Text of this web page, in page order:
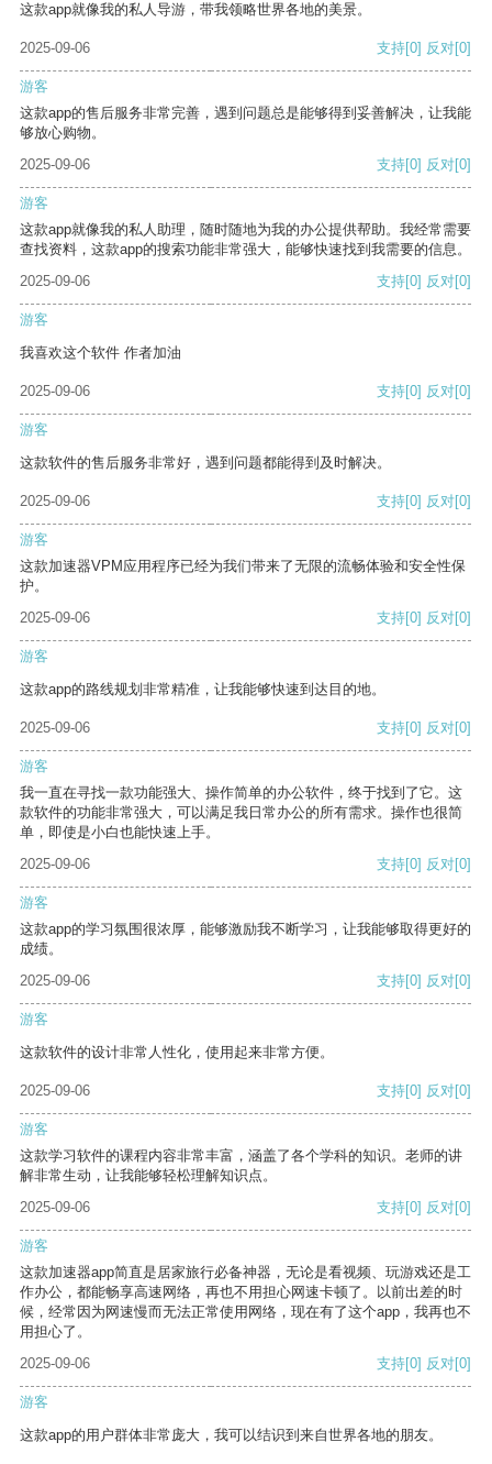
这款app就像我的私人导游，带我领略世界各地的美景。
2025-09-06 支持[0] 反对[0]
游客
这款app的售后服务非常完善，遇到问题总是能够得到妥善解决，让我能
够放心购物。
2025-09-06
支持[0] 反对[0]
游客
这款app就像我的私人助理，随时随地为我的办公提供帮助。我经常需要
查找资料，这款app的搜索功能非常强大，能够快速找到我需要的信息。
2025-09-06
支持[0] 反对[0]
游客
我喜欢这个软件 作者加油
2025-09-06 支持[0] 反对[0]
游客
这款软件的售后服务非常好，遇到问题都能得到及时解决。
2025-09-06 支持[0] 反对[0]
游客
这款加速器VPM应用程序已经为我们带来了无限的流畅体验和安全性保
护。
2025-09-06
支持[0] 反对[0]
游客
这款app的路线规划非常精准，让我能够快速到达目的地。
2025-09-06 支持[0] 反对[0]
游客
我一直在寻找一款功能强大、操作简单的办公软件，终于找到了它。这
款软件的功能非常强大，可以满足我日常办公的所有需求。操作也很简
单，即使是小白也能快速上手。
2025-09-06
支持[0] 反对[0]
游客
这款app的学习氛围很浓厚，能够激励我不断学习，让我能够取得更好的
成绩。
2025-09-06
支持[0] 反对[0]
游客
这款软件的设计非常人性化，使用起来非常方便。
2025-09-06 支持[0] 反对[0]
游客
这款学习软件的课程内容非常丰富，涵盖了各个学科的知识。老师的讲
解非常生动，让我能够轻松理解知识点。
2025-09-06
支持[0] 反对[0]
游客
这款加速器app简直是居家旅行必备神器，无论是看视频、玩游戏还是工
作办公，都能畅享高速网络，再也不用担心网速卡顿了。以前出差的时
候，经常因为网速慢而无法正常使用网络，现在有了这个app，我再也不
用担心了。
2025-09-06
支持[0] 反对[0]
游客
这款app的用户群体非常庞大，我可以结识到来自世界各地的朋友。